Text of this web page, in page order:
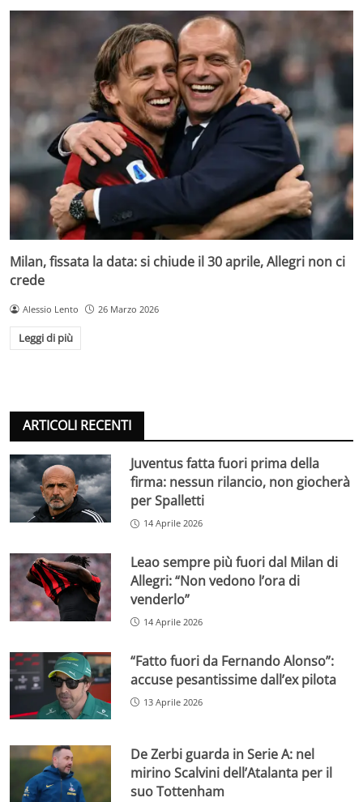
Milan, fissata la data: si chiude il 30 aprile, Allegri non ci
crede
Alessio Lento 26 Marzo 2026
Leggi di più
ARTICOLI RECENTI
Juventus fatta fuori prima della
firma: nessun rilancio, non giocherà
per Spalletti
14 Aprile 2026
Leao sempre più fuori dal Milan di
Allegri: “Non vedono l’ora di
venderlo”
14 Aprile 2026
“Fatto fuori da Fernando Alonso”:
accuse pesantissime dall’ex pilota
13 Aprile 2026
De Zerbi guarda in Serie A: nel
mirino Scalvini dell’Atalanta per il
suo Tottenham